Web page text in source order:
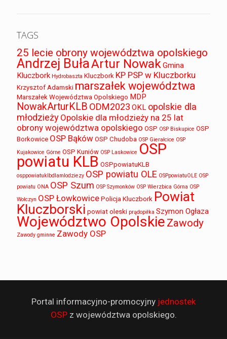
TAGS
25 lecie obrony województwa opolskiego
Andrzej BułaArtur Nowak Gmina
Kluczbork Hydrobaszta Kluczbork KP PSP w Kluczborku
Krzysztof Adamski marszałek województwa
Marszałek Województwa Opolskiego MDP
NowakArturKLB ODM2023 OKL opolskie dla
młodzieży Opolskie dla młodzieży na 25 lat
obrony województwa opolskiego OSP OSP Biskupice OSP
Borkowice OSP Bąków OSP Chudoba OSP Gierałcice OSP
Kujakowice Górne OSP Kuniów OSP Laskowice OSP
powiatu KLB OSPpowiatuKLB
osppowiatuklbdlamlodziezy OSP powiatu OLE OSPpowiatuOLE OSP
powiatu ONA OSP Szum OSP Szymonków OSP Wierzbica Górna OSP
Wołczyn OSP Łowkowice Policja Kluczbork Powiat
Kluczborski powiat oleski prądopiłka Szymon Ogłaza
Województwo Opolskie Zawody
Zawody gminne Zawody OSP
Portal informacyjno-promocyjny jednostek
OSPz województwa opolskiego.